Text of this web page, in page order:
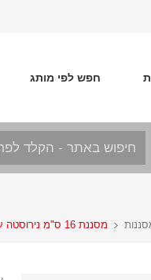
חפש לפי מותג
מסננת 16 ס"מ נירוסטה עם ידית ארגונומית